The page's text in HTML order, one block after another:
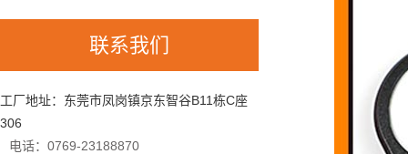
联系我们
工厂地址：东莞市凤岗镇京东智谷B11栋C座
306
电话：0769-23188870